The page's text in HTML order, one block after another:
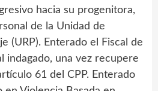
hacia su progenitora,
de la Unidad de
(URP). Enterado el Fiscal de
indagado, una vez recupere
61 del CPP. Enterado